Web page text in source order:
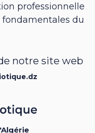
professionnelle
fondamentales du
notre site web